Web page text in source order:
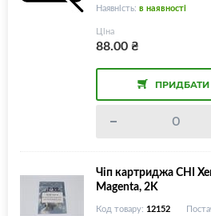
Наявність: в наявності
Ціна
88.00₴
ПРИДБАТИ
Чіп картриджа CHI
Magenta, 2K
Код товару: 12152